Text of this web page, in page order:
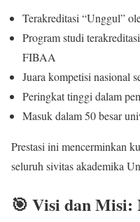
Terakreditasi “Unggul”
Program studi
FIBAA
Juara kompetisi nasional
Peringkat tinggi dalam
Masuk dalam 50 besar
Prestasi ini mencerminkan
seluruh sivitas akademika
🎯 Visi dan